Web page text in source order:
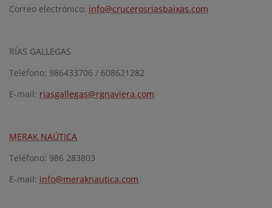
Correo electrónico: info@crucerosriasbaixas.com
RÍAS GALLEGAS
Teléfono: 986433706 / 608621282
E-mail: riasgallegas@rgnaviera.com
MERAK NAÚTICA
Teléfono: 986 283803
E-mail: info@meraknautica.com